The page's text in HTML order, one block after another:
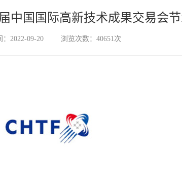
中国国际高新技术成果交易会
：2022-09-20 浏览次数：40651次